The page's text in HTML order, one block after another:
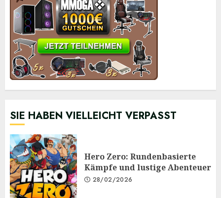
SIE HABEN VIELLEICHT VERPASST
Hero Zero: Rundenbasierte
Kämpfe und lustige Abenteuer
28/02/2026